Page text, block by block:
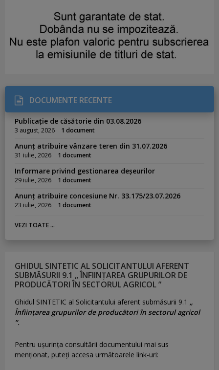
DOCUMENTE RECENTE
Publicație de căsătorie din 03.08.2026
3 august, 2026 1 document
Anunț atribuire vânzare teren din 31.07.2026
31 iulie, 2026 1 document
Informare privind gestionarea deșeurilor
29 iulie, 2026 1 document
Anunț atribuire concesiune Nr. 33.175/23.07.2026
23 iulie, 2026 1 document
VEZI TOATE ...
GHIDUL SINTETIC AL SOLICITANTULUI AFERENT
SUBMĂSURII 9.1 „ ÎNFIINȚAREA GRUPURILOR DE
PRODUCĂTORI ÎN SECTORUL AGRICOL ”
Ghidul SINTETIC al Solicitantului aferent submăsurii 9.1 „
Înființarea grupurilor de producători în sectorul agricol
”.
Pentru uşurinţa consultării documentului mai sus
menţionat, puteţi accesa următoarele link-uri: